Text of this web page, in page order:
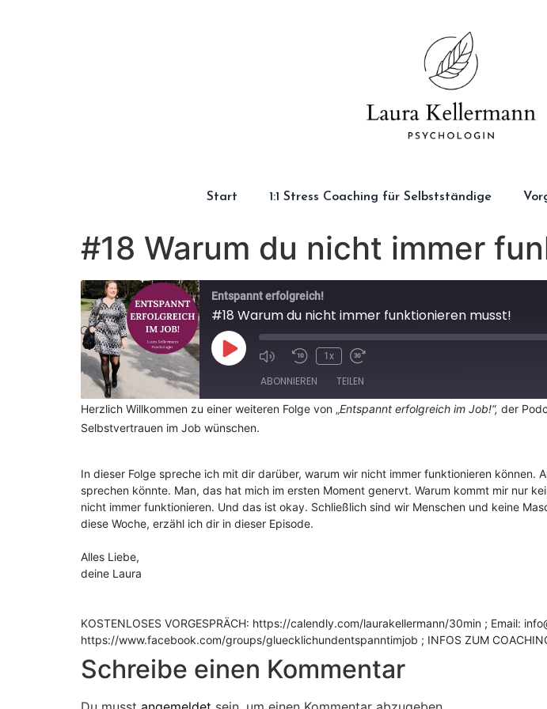
Start 1:1 Stress Coaching für Selbstständige
#18 Warum du nicht immer
Entspannt erfolgreich!
#18 Warum du nicht immer funktionieren musst!
1x
ABONNIEREN TEILEN
Apple Podcasts
TEILEN
EMBED
Herzlich Willkommen zu einer weiteren Folge von „Entspannt erfolgreich im Job!“, der
Selbstvertrauen im Job wünschen.
In dieser Folge spreche ich mit dir darüber, warum wir nicht immer funktionieren können.
sprechen könnte. Man, das hat mich im ersten Moment genervt. Warum kommt mir nur
nicht immer funktionieren. Und das ist okay. Schließlich sind wir Menschen und keine
diese Woche, erzähl ich dir in dieser Episode.
Alles Liebe,
deine Laura
KOSTENLOSES VORGESPRÄCH: https://calendly.com/laurakellermann/30min ; Email:
https://www.facebook.com/groups/gluecklichundentspanntimjob ; INFOS ZUM
Schreibe einen Kommentar